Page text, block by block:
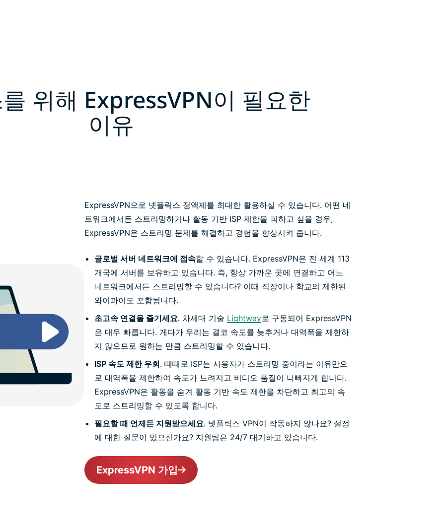
위해 ExpressVPN이 필요한
이유
ExpressVPN으로 넷플릭스 정액제를 최대한 활용하실 수 있습니다. 어떤 네
트워크에서든 스트리밍하거나 활동 기반 ISP 제한을 피하고 싶을 경우,
ExpressVPN은 스트리밍 문제를 해결하고 경험을 향상시켜 줍니다.
글로벌 서버 네트워크에 접속할 수 있습니다. ExpressVPN은 전 세계 113
개국에 서버를 보유하고 있습니다. 즉, 항상 가까운 곳에 연결하고 어느
네트워크에서든 스트리밍할 수 있습니다? 이때 직장이나 학교의 제한된
와이파이도 포함됩니다.
초고속 연결을 즐기세요. 차세대 기술 Lightway로 구동되어 ExpressVPN
은 매우 빠릅니다. 게다가 우리는 결코 속도를 늦추거나 대역폭을 제한하
지 않으므로 원하는 만큼 스트리밍할 수 있습니다.
ISP 속도 제한 우회. 때때로 ISP는 사용자가 스트리밍 중이라는 이유만으
로 대역폭을 제한하여 속도가 느려지고 비디오 품질이 나빠지게 합니다.
ExpressVPN은 활동을 숨겨 활동 기반 속도 제한을 차단하고 최고의 속
도로 스트리밍할 수 있도록 합니다.
필요할 때 언제든 지원받으세요. 넷플릭스 VPN이 작동하지 않나요? 설정
에 대한 질문이 있으신가요? 지원팀은 24/7 대기하고 있습니다.
ExpressVPN 가입